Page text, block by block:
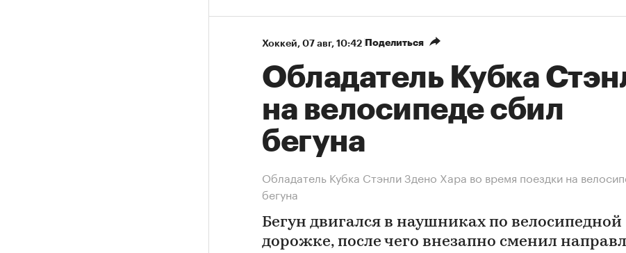
Хоккей⁠, 07 авг, 10:42 Поделиться
Обладатель Кубка
на велосипеде сбил
бегуна
Обладатель Кубка Стэнли Здено Хара во время поездки на
бегуна
Бегун двигался в наушниках по велосипедной
дорожке, после чего внезапно сменил